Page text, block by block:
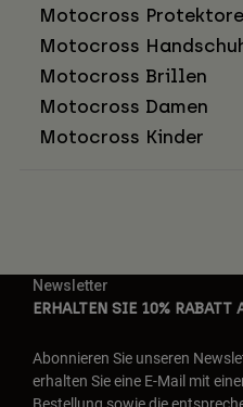
Motocross
Motocross
Motocross Brillen
Motocross Damen
Motocross Kinder
Newsletter
ERHALTEN SIE 10% RABATT
Abonnieren Sie unseren
erhalten Sie eine E-Mail mit